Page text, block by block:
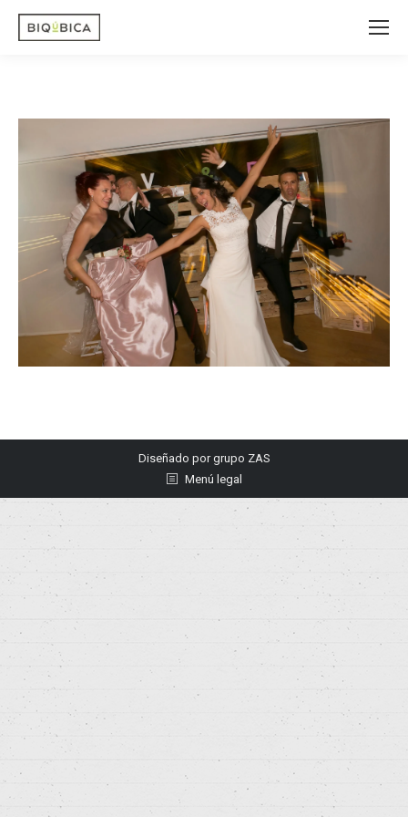
Diseñado porgrupo ZAS
Menú legal